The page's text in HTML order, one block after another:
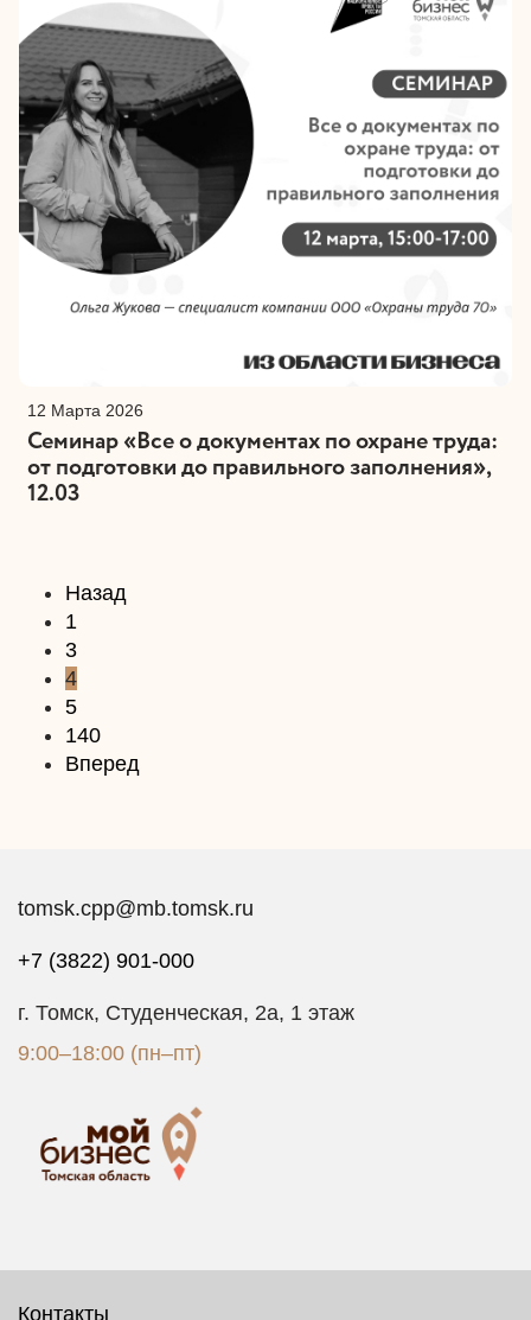
12 Марта 2026
Семинар «Все о документах по охране труда:
от подготовки до правильного заполнения»,
12.03
Назад
1
3
4
5
140
Вперед
tomsk.cpp@mb.tomsk.ru
+7 (3822) 901-000
г. Томск, Студенческая, 2а, 1 этаж
9:00–18:00 (пн–пт)
Контакты